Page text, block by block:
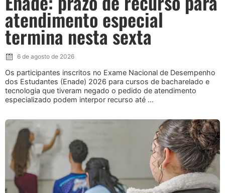
atendimento especial
termina nesta sexta
6 de agosto de 2026
Os participantes inscritos no Exame Nacional de Desempenho
dos Estudantes (Enade) 2026 para cursos de bacharelado e
tecnologia que tiveram negado o pedido de atendimento
especializado podem interpor recurso até ...